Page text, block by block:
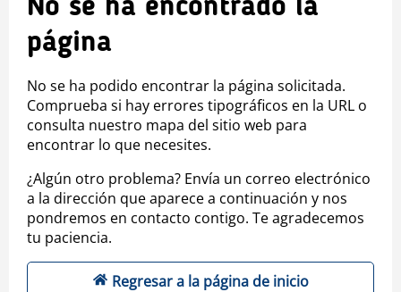
No se ha encontrado la
página
No se ha podido encontrar la página solicitada.
Comprueba si hay errores tipográficos en la URL o
consulta nuestro mapa del sitio web para
encontrar lo que necesites.
¿Algún otro problema? Envía un correo electrónico
a la dirección que aparece a continuación y nos
pondremos en contacto contigo. Te agradecemos
tu paciencia.
Regresar a la página de inicio